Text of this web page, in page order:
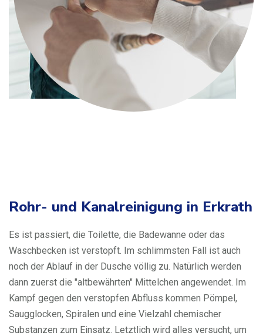
Rohr- und Kanalreinigung in Erkrath
Es ist passiert, die Toilette, die Badewanne oder das
Waschbecken ist verstopft. Im schlimmsten Fall ist auch
noch der Ablauf in der Dusche völlig zu. Natürlich werden
dann zuerst die "altbewährten" Mittelchen angewendet. Im
Kampf gegen den verstopfen Abfluss kommen Pömpel,
Saugglocken, Spiralen und eine Vielzahl chemischer
Substanzen zum Einsatz. Letztlich wird alles versucht, um